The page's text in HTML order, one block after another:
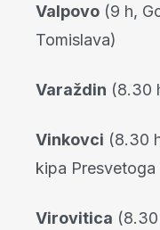
Valpovo (9 h,
Tomislava)
Varaždin (8.30
Vinkovci (8.30
kipa Presvetoga
Virovitica